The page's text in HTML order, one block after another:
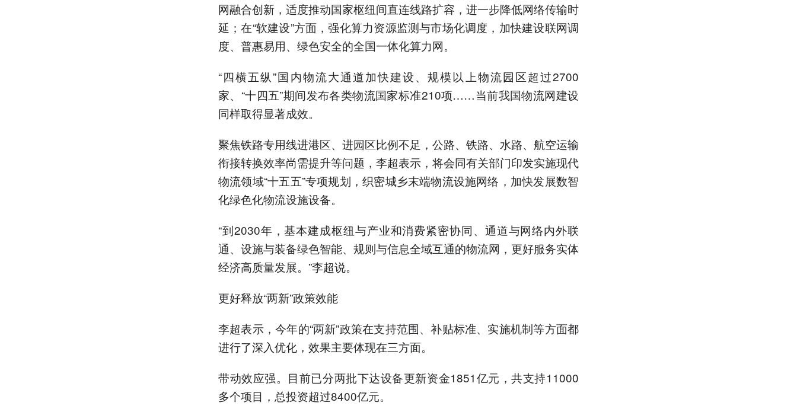
网融合创新，适度推动国家枢纽间直连线路扩容，进一步降低网络传输时
延；在“软建设”方面，强化算力资源监测与市场化调度，加快建设联网调
度、普惠易用、绿色安全的全国一体化算力网。
“四横五纵”国内物流大通道加快建设、规模以上物流园区超过2700
家、“十四五”期间发布各类物流国家标准210项……当前我国物流网建设
同样取得显著成效。
聚焦铁路专用线进港区、进园区比例不足，公路、铁路、水路、航空运输
衔接转换效率尚需提升等问题，李超表示，将会同有关部门印发实施现代
物流领域“十五五”专项规划，织密城乡末端物流设施网络，加快发展数智
化绿色化物流设施设备。
“到2030年，基本建成枢纽与产业和消费紧密协同、通道与网络内外联
通、设施与装备绿色智能、规则与信息全域互通的物流网，更好服务实体
经济高质量发展。”李超说。
更好释放“两新”政策效能
李超表示，今年的“两新”政策在支持范围、补贴标准、实施机制等方面都
进行了深入优化，效果主要体现在三方面。
带动效应强。目前已分两批下达设备更新资金1851亿元，共支持11000
多个项目，总投资超过8400亿元。